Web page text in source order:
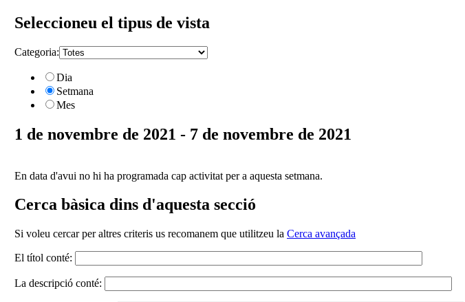
Seleccioneu el tipus de vista
Categoria:
Dia
Setmana
Mes
1 de novembre de 2021 - 7 de novembre de 2021
En data d'avui no hi ha programada cap activitat per a aquesta setmana.
Cerca bàsica dins d'aquesta secció
Si voleu cercar per altres criteris us recomanem que utilitzeu la Cerca avançada
El títol conté:
La descripció conté: